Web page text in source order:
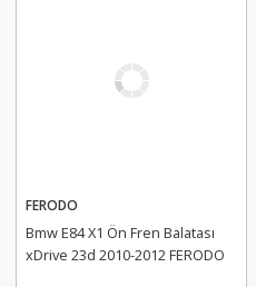
FERODO
Bmw E84 X1 Ön Fren Balatası
xDrive 23d 2010-2012 FERODO